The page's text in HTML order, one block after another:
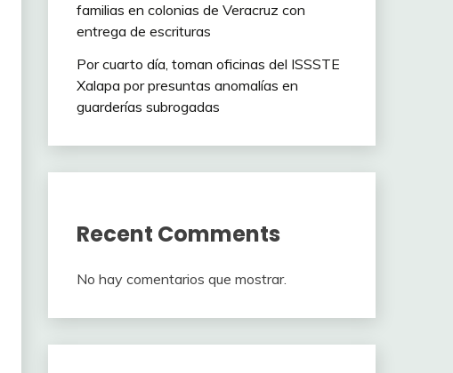
familias en colonias de Veracruz con
entrega de escrituras
Por cuarto día, toman oficinas del ISSSTE
Xalapa por presuntas anomalías en
guarderías subrogadas
Recent Comments
No hay comentarios que mostrar.